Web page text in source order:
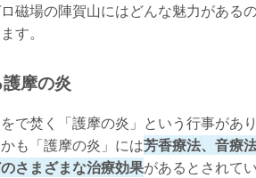
磁場の陣賀山にはどんな魅力がある
す。
摩の炎
で焚く「護摩の炎」という行事があ
も「護摩の炎」には芳香療法、音療
さまざまな治療効果があるとされてい